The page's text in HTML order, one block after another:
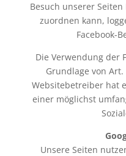
Besuch unserer
zuordnen kann,
Facebook-
Die Verwendung der
Grundlage von Art.
Websitebetreiber hat
einer möglichst
Unsere Seiten